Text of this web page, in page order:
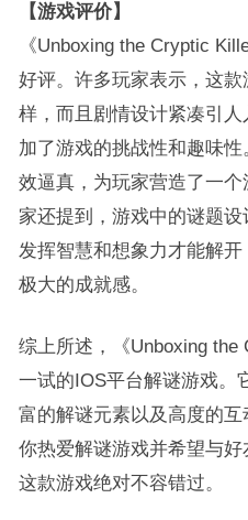
【游戏评价】
《Unboxing the Cryptic
好评。许多玩家表示，这
样，而且剧情设计紧凑引
加了游戏的挑战性和趣味
效逼真，为玩家营造了一
家还提到，游戏中的谜题
发挥智慧和想象力才能解
极大的成就感。
综上所述，《Unboxing
一试的IOS平台解谜游戏。
富的解谜元素以及高度的
你热爱解谜游戏并希望与
这款游戏绝对不容错过。